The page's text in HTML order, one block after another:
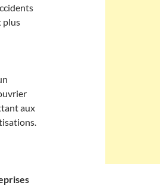
plus
aux